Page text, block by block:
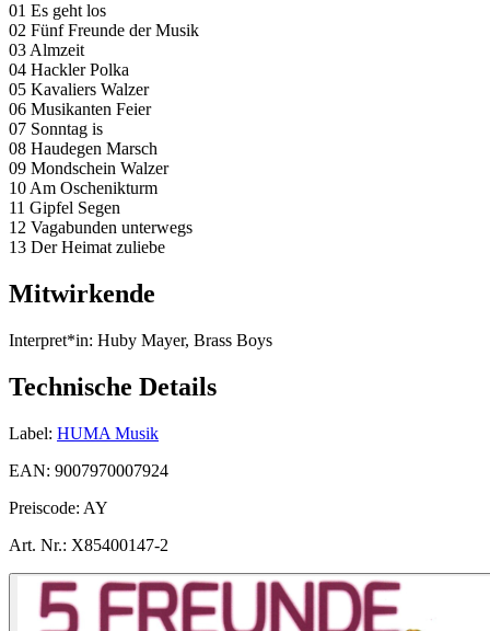
01 Es geht los
02 Fünf Freunde der Musik
03 Almzeit
04 Hackler Polka
05 Kavaliers Walzer
06 Musikanten Feier
07 Sonntag is
08 Haudegen Marsch
09 Mondschein Walzer
10 Am Oschenikturm
11 Gipfel Segen
12 Vagabunden unterwegs
13 Der Heimat zuliebe
Mitwirkende
Interpret*in: Huby Mayer, Brass Boys
Technische Details
Label: HUMA Musik
EAN: 9007970007924
Preiscode: AY
Art. Nr.: X85400147-2